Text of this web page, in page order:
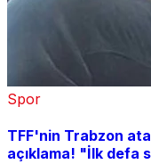
Spor
TFF'nin Trabzon
açıklama! "İlk defa